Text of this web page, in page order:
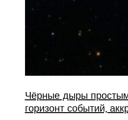
Чёрные дыры
горизонт событий,